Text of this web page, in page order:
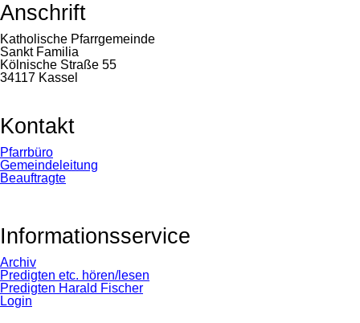
Anschrift
Katholische Pfarrgemeinde
Sankt Familia
Kölnische Straße 55
34117 Kassel
Kontakt
Navigation
überspringen
Pfarrbüro
Gemeindeleitung
Beauftragte
Informationsservice
Navigation
überspringen
Archiv
Predigten etc. hören/lesen
Predigten Harald Fischer
Login